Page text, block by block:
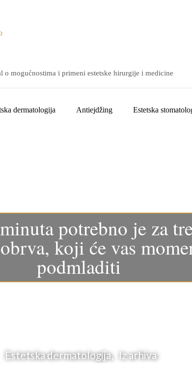
o mogućnostima i primeni estetske hirurgije i medicine
dermatologija Antiejdžing Estetska
potrebno je za
koji će vas
podmladiti
Estetska dermatologija, Iz arhiva